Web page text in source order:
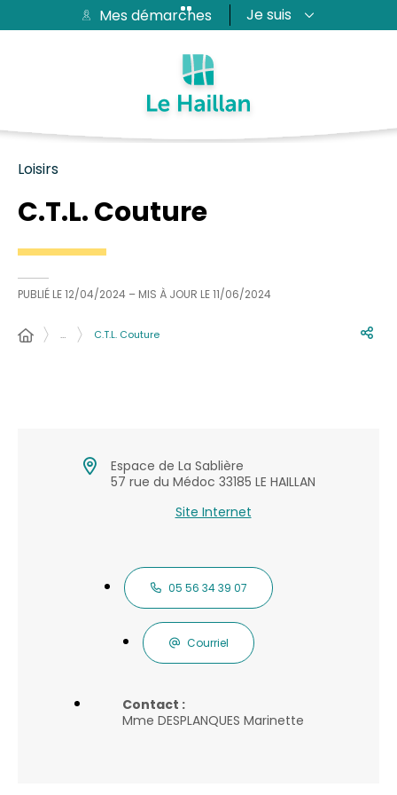
Aide et accessibilité
Passer au menu
Passer au contenuMes démarches Je suis
Loisirs
C.T.L. Couture
PUBLIÉ LE12/04/2024 – MIS À JOUR LE11/06/2024
… C.T.L. Couture
Espace de La Sablière
57 rue du Médoc 33185 LE HAILLAN
Site Internet
05 56 34 39 07
Courriel
Contact :
Mme DESPLANQUES Marinette